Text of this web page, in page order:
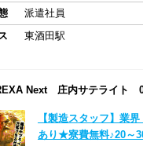
派遣社員
東酒田駅
Next 庄内サテライト
【製造スタッフ】業
あり★寮費無料♪20～